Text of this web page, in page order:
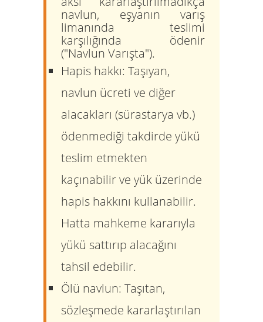
navlun, eşyanın varış
limanında teslimi
karşılığında ödenir
("Navlun Varışta").
Hapis hakkı: Taşıyan,
navlun ücreti ve diğer
alacakları (sürastarya vb.)
ödenmediği takdirde yükü
teslim etmekten
kaçınabilir ve yük üzerinde
hapis hakkını kullanabilir.
Hatta mahkeme kararıyla
yükü sattırıp alacağını
tahsil edebilir.
Ölü navlun: Taşıtan,
sözleşmede kararlaştırılan